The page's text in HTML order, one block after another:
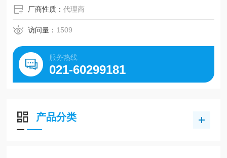
厂商性质：代理商
访问量： 1509
服务热线
021-60299181
产品分类